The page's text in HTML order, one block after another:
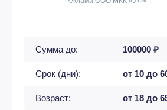
Сумма до: 100000 ₽
Срок (дни): от 10 до
Возраст: от 18 до